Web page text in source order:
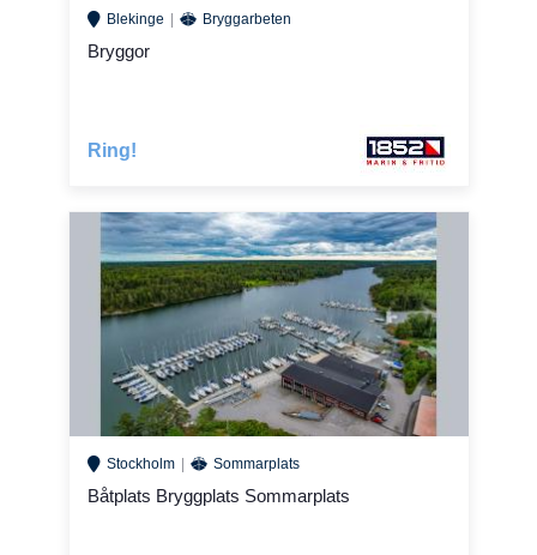
Blekinge Bryggarbeten
Bryggor
Ring!
Stockholm Sommarplats
Båtplats Bryggplats Sommarplats